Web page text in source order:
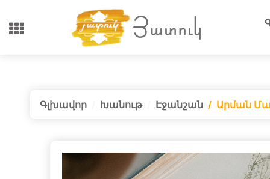
Գլխավոր Խանութ Էջանշան Արման